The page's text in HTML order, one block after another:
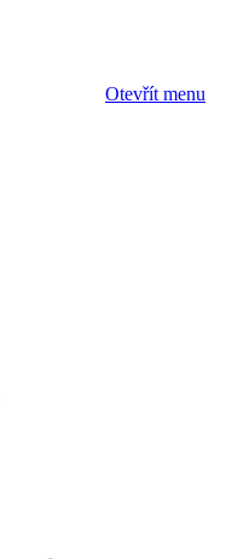
Otevřít menu